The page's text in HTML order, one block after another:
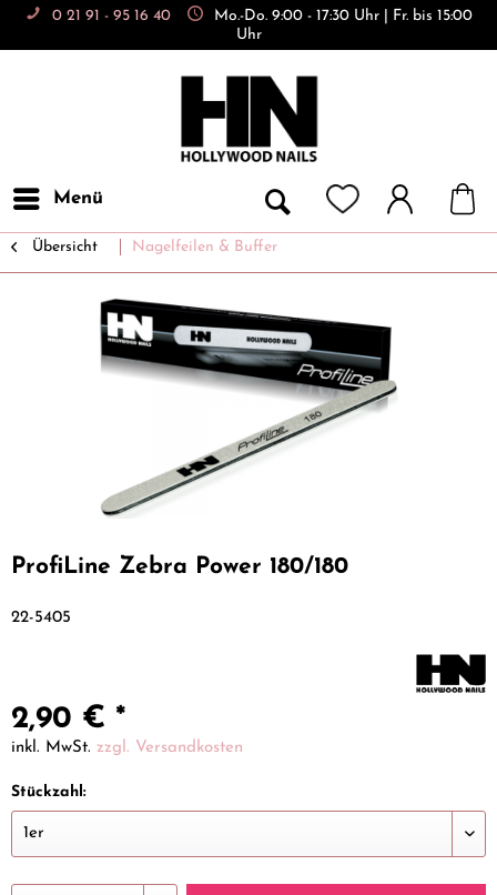
0 21 91 - 95 16 40
Mo.-Do. 9:00 - 17:30 Uhr | Fr. bis 15:00
Uhr
Menü
Übersicht Nagelfeilen & Buffer
ProfiLine Zebra Power 180/180
22-5405
2,90 € *
inkl. MwSt. zzgl. Versandkosten
Stückzahl: